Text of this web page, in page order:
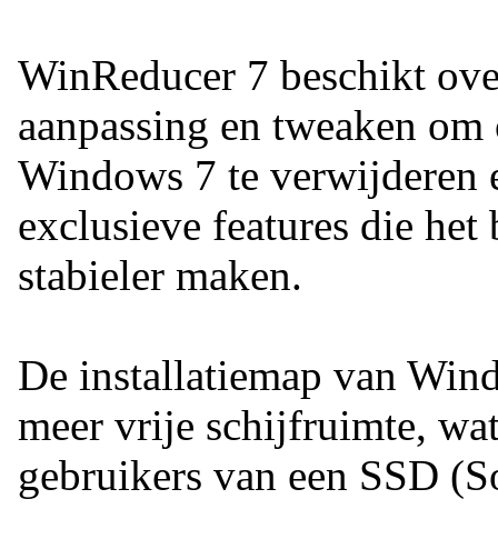
WinReducer 7 beschikt
aanpassing en tweaken
Windows 7 te verwijderen
exclusieve features die het
stabieler maken.
De installatiemap van
meer vrije schijfruimte,
gebruikers van een SSD